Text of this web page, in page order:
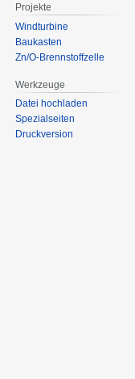
Projekte
Windturbine
Baukasten
Zn/O-Brennstoffzelle
Werkzeuge
Datei hochladen
Spezialseiten
Druckversion